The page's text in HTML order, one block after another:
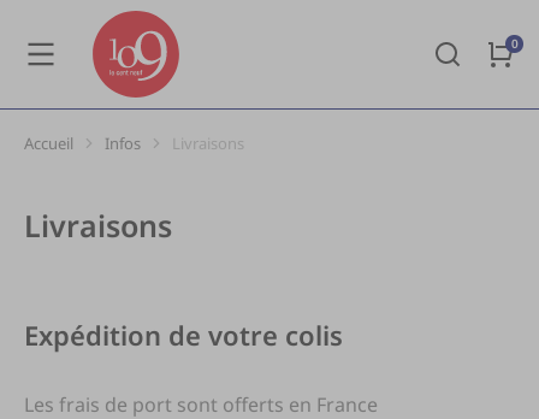
Vous êtes ici :
Accueil Infos Livraisons
Livraisons
Expédition de votre colis
Les frais de port sont offerts en France